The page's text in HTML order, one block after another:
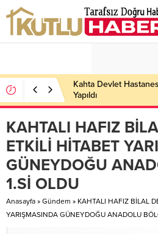
Kahta Devlet
Yapıldı
KAHTALI HAFIZ
ETKİLİ HİTABET
GÜNEYDOĞU
1.Sİ OLDU
Anasayfa » Gündem » KAHTALI HAFIZ BİLAL
YARIŞMASINDA GÜNEYDOĞU ANADOLU